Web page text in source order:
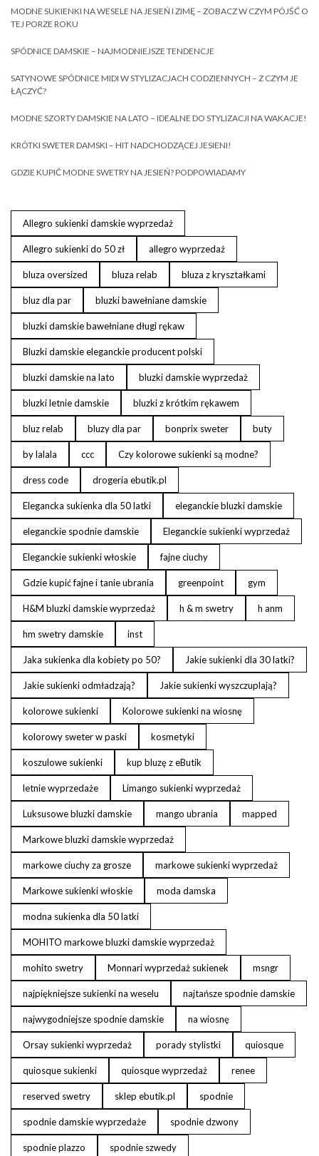
MODNE SUKIENKI NA WESELE NA JESIEŃ I ZIMĘ – ZOBACZ W CZYM PÓJŚĆ O
TEJ PORZE ROKU
SPÓDNICE DAMSKIE – NAJMODNIEJSZE TENDENCJE
SATYNOWE SPÓDNICE MIDI W STYLIZACJACH CODZIENNYCH – Z CZYM JE
ŁĄCZYĆ?
MODNE SZORTY DAMSKIE NA LATO – IDEALNE DO STYLIZACJI NA WAKACJE!
KRÓTKI SWETER DAMSKI – HIT NADCHODZĄCEJ JESIENI!
GDZIE KUPIĆ MODNE SWETRY NA JESIEŃ? PODPOWIADAMY
Allegro sukienki damskie wyprzedaż
Allegro sukienki do 50 zł allegro wyprzedaż
bluza oversized bluza relab bluza z kryształkami
bluz dla par bluzki bawełniane damskie
bluzki damskie bawełniane długi rękaw
Bluzki damskie eleganckie producent polski
bluzki damskie na lato bluzki damskie wyprzedaż
bluzki letnie damskie bluzki z krótkim rękawem
bluz relab bluzy dla par bonprix sweter buty
by lalala ccc Czy kolorowe sukienki są modne?
dress code drogeria ebutik.pl
Elegancka sukienka dla 50 latki eleganckie bluzki damskie
eleganckie spodnie damskie Eleganckie sukienki wyprzedaż
Eleganckie sukienki włoskie fajne ciuchy
Gdzie kupić fajne i tanie ubrania greenpoint gym
H&M bluzki damskie wyprzedaż h & m swetry h anm
hm swetry damskie inst
Jaka sukienka dla kobiety po 50? Jakie sukienki dla 30 latki?
Jakie sukienki odmładzają? Jakie sukienki wyszczuplają?
kolorowe sukienki Kolorowe sukienki na wiosnę
kolorowy sweter w paski kosmetyki
koszulowe sukienki kup bluzę z eButik
letnie wyprzedaże Limango sukienki wyprzedaż
Luksusowe bluzki damskie mango ubrania mapped
Markowe bluzki damskie wyprzedaż
markowe ciuchy za grosze markowe sukienki wyprzedaż
Markowe sukienki włoskie moda damska
modna sukienka dla 50 latki
MOHITO markowe bluzki damskie wyprzedaż
mohito swetry Monnari wyprzedaż sukienek msngr
najpiękniejsze sukienki na weselu najtańsze spodnie damskie
najwygodniejsze spodnie damskie na wiosnę
Orsay sukienki wyprzedaż porady stylistki quiosque
quiosque sukienki quiosque wyprzedaż renee
reserved swetry sklep ebutik.pl spodnie
spodnie damskie wyprzedaże spodnie dzwony
spodnie plazzo spodnie szwedy